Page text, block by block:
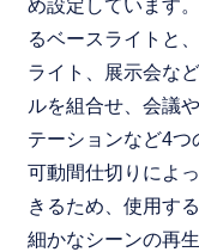
め設定しています
るベースライトと
ライト、展示会な
ルを組合せ、会議
テーションなど4つ
可動間仕切りによ
きるため、使用す
細かなシーンの再